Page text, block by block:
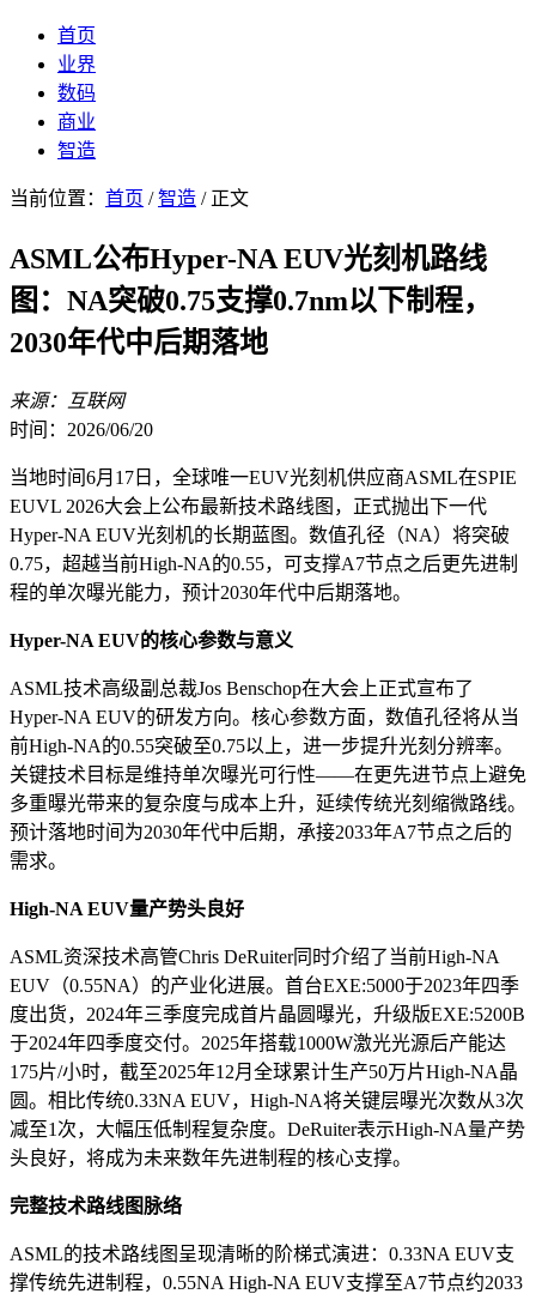
首页
业界
数码
商业
智造
当前位置： 首页 /智造 / 正文
ASML公布Hyper-NA EUV光刻机路线
图：NA突破0.75支撑0.7nm以下制程，
2030年代中后期落地
来源：互联网
时间：2026/06/20
当地时间6月17日，全球唯一EUV光刻机供应商ASML在SPIE
EUVL 2026大会上公布最新技术路线图，正式抛出下一代
Hyper-NA EUV光刻机的长期蓝图。数值孔径（NA）将突破
0.75，超越当前High-NA的0.55，可支撑A7节点之后更先进制
程的单次曝光能力，预计2030年代中后期落地。
Hyper-NA EUV的核心参数与意义
ASML技术高级副总裁Jos Benschop在大会上正式宣布了
Hyper-NA EUV的研发方向。核心参数方面，数值孔径将从当
前High-NA的0.55突破至0.75以上，进一步提升光刻分辨率。
关键技术目标是维持单次曝光可行性——在更先进节点上避免
多重曝光带来的复杂度与成本上升，延续传统光刻缩微路线。
预计落地时间为2030年代中后期，承接2033年A7节点之后的
需求。
High-NA EUV量产势头良好
ASML资深技术高管Chris DeRuiter同时介绍了当前High-NA
EUV（0.55NA）的产业化进展。首台EXE:5000于2023年四季
度出货，2024年三季度完成首片晶圆曝光，升级版EXE:5200B
于2024年四季度交付。2025年搭载1000W激光光源后产能达
175片/小时，截至2025年12月全球累计生产50万片High-NA晶
圆。相比传统0.33NA EUV，High-NA将关键层曝光次数从3次
减至1次，大幅压低制程复杂度。DeRuiter表示High-NA量产势
头良好，将成为未来数年先进制程的核心支撑。
完整技术路线图脉络
ASML的技术路线图呈现清晰的阶梯式演进：0.33NA EUV支
撑传统先进制程，0.55NA High-NA EUV支撑至A7节点约2033